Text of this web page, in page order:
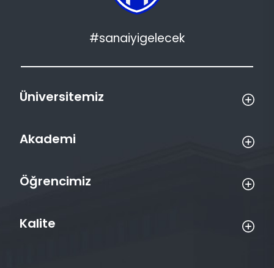
#sanaiyigelecek
Üniversitemiz
Akademi
Öğrencimiz
Kalite